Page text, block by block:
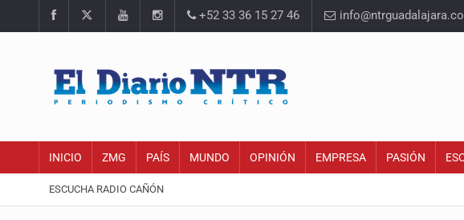
+52 33 36 15 27 46
INICIO ZMG PAÍS MUNDO OPINIÓN EMPRESA PASIÓN
ESCUCHA RADIO CAÑÓN